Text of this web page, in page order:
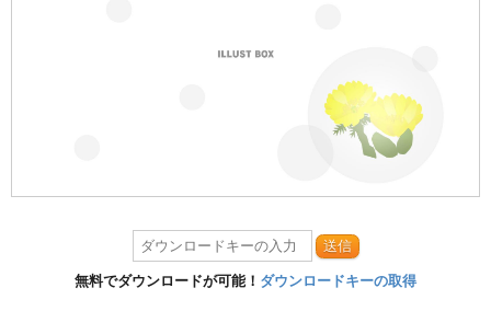
送信
無料でダウンロードが可能！ ダウンロードキーの取得